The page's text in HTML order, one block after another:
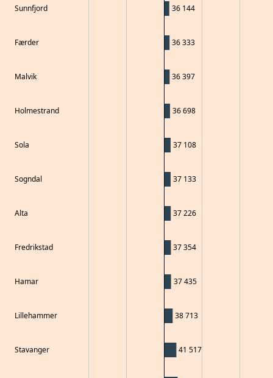
Sunnfjord
Færder
Malvik
Holmestrand
Sola
Sogndal
Alta
Fredrikstad
Hamar
Lillehammer
Stavanger
36 144
36 333
36 397
36 698
37 108
37 133
37 226
37 354
37 435
38 713
41 517